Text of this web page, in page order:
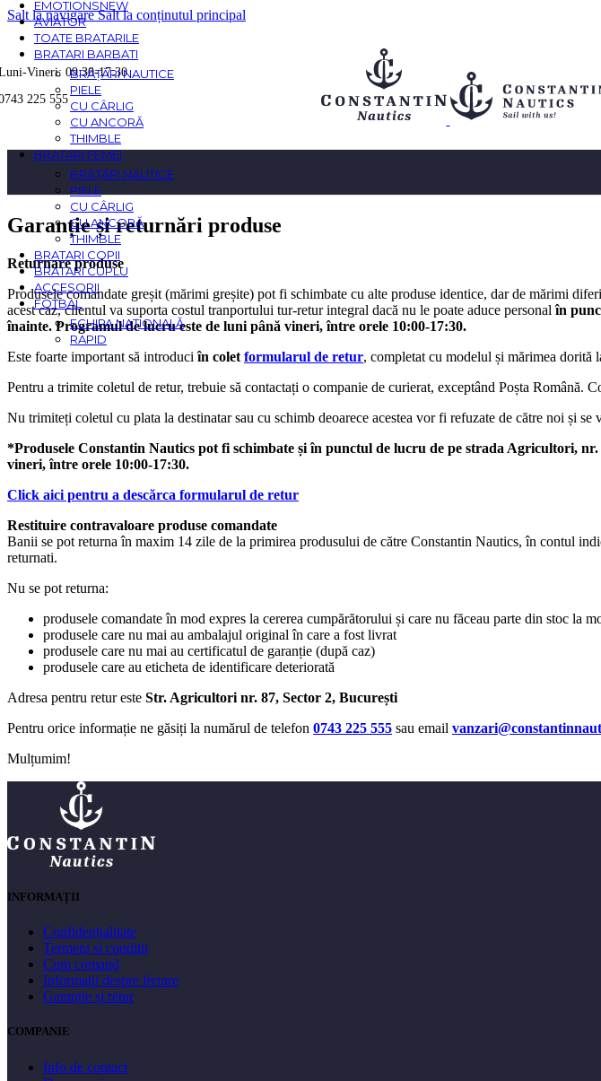
Salt la navigareSalt la conținutul principal
Vineri: 09:30-17:30
225 555
EMOTIONSNEW
AVIATOR
TOATE BRATARILE
BRATARI BARBATI
BRĂȚĂRI NAUTICE
PIELE
CU CÂRLIG
CU ANCORĂ
THIMBLE
BRATARI FEMEI
BRĂȚĂRI NAUTICE
PIELE
CU CÂRLIG
CU ANCORĂ
THIMBLE
BRATARI COPII
BRATARI CUPLU
ACCESORII
FOTBAL
ECHIPA NAȚIONALĂ
RAPID
Garanție și returnări produse
Returnare produse
Produsele comandate greșit (mărimi greșite) pot fi schimbate cu alte produse identice, dar de mărimi
acest caz, clientul va suporta costul tranportului tur-retur integral dacă nu le poate aduce personal în
înainte. Programul de lucru este de luni până vineri, între orele 10:00-17:30.
Este foarte important să introduciîn colet formularul de retur, completat cu modelul și mărimea dorită
Pentru a trimite coletul de retur, trebuie să contactați o companie de curierat, exceptând Poșta Română.
Nu trimiteți coletul cu plata la destinatar sau cu schimb deoarece acestea vor fi refuzate de către noi și se
*Produsele Constantin Nautics pot fi schimbate și în punctul de lucru de pe strada Agricultori,
vineri, între orele 10:00-17:30.
Click aici pentru a descărca formularul de retur
Restituire contravaloare produse comandate
Banii se pot returna în maxim 14 zile de la primirea produsului de către Constantin Nautics, în contul
returnati.
Nu se pot returna:
produsele comandate în mod expres la cererea cumpărătorului și care nu făceau parte din stoc la
produsele care nu mai au ambalajul original în care a fost livrat
produsele care nu mai au certificatul de garanție (după caz)
produsele care au eticheta de identificare deteriorată
Adresa pentru retur este Str. Agricultori nr. 87, Sector 2, București
Pentru orice informație ne găsiți la numărul de telefon 0743 225 555 sau email
Mulțumim!
INFORMAȚII
Confidențialitate
Termeni si conditii
Cum comand
Informații despre livrare
Garanție și retur
COMPANIE
Info de contact